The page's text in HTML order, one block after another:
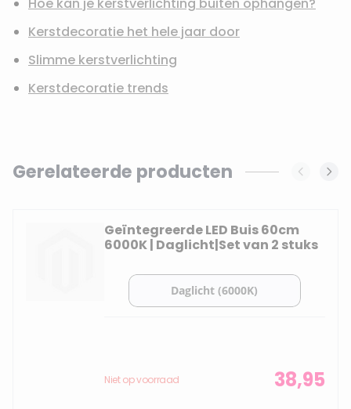
Kerstdecoratie het hele jaar door
Slimme kerstverlichting
Kerstdecoratie trends
Navigating through the elements of the carousel is
Press to skip carousel
Gerelateerde producten
Geïntegreerde LED Buis 60cm
6000K | Daglicht|Set van 2 stuks
Niet op voorraad 38,95